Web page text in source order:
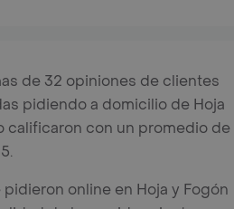
de 32 opiniones de clientes
pidiendo a domicilio de Hoja
calificaron con un promedio de
online en Hoja y Fogón